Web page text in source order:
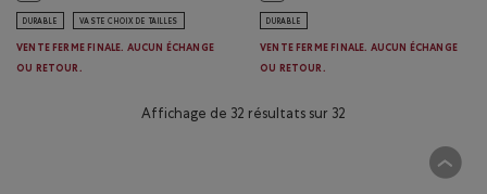
DURABLE VASTE CHOIX DE TAILLES
VENTE FERME FINALE. AUCUN ÉCHANGE
OU RETOUR.
DURABLE
VENTE FERME FINALE. AUCUN ÉCHANGE
OU RETOUR.
Affichage de 32 résultats sur 32